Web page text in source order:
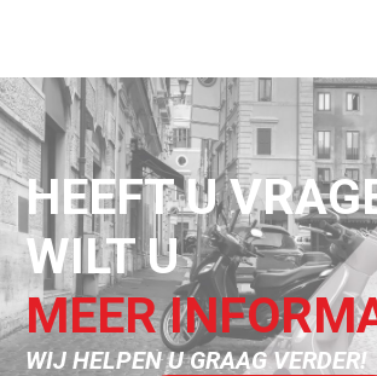
HEEFT U
WILT U
MEER
WIJ HELPEN U GRAAG VERDER!